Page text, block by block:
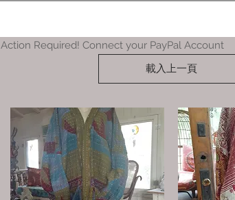
載入上一頁
Action Required! Connect your PayPal Account